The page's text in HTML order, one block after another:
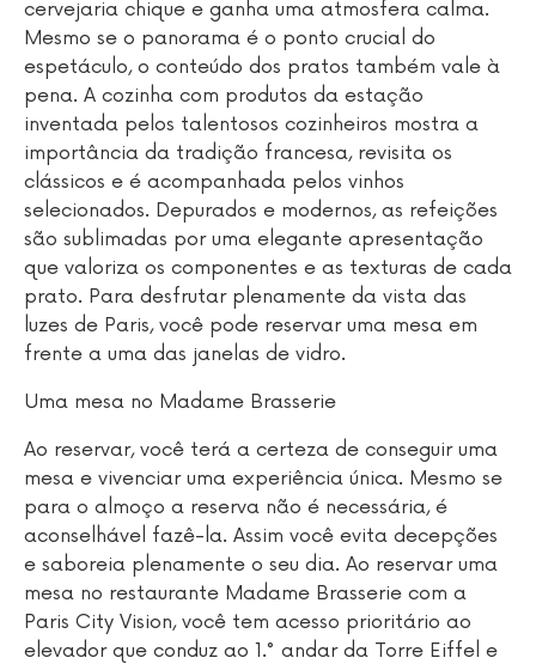
cervejaria chique e ganha uma atmosfera calma.
Mesmo se o panorama é o ponto crucial do
espetáculo, o conteúdo dos pratos também vale à
pena. A cozinha com produtos da estação
inventada pelos talentosos cozinheiros mostra a
importância da tradição francesa, revisita os
clássicos e é acompanhada pelos vinhos
selecionados. Depurados e modernos, as refeições
são sublimadas por uma elegante apresentação
que valoriza os componentes e as texturas de cada
prato. Para desfrutar plenamente da vista das
luzes de Paris, você pode reservar uma mesa em
frente a uma das janelas de vidro.
Uma mesa no Madame Brasserie
Ao reservar, você terá a certeza de conseguir uma
mesa e vivenciar uma experiência única. Mesmo se
para o almoço a reserva não é necessária, é
aconselhável fazê-la. Assim você evita decepções
e saboreia plenamente o seu dia. Ao reservar uma
mesa no restaurante Madame Brasserie com a
Paris City Vision, você tem acesso prioritário ao
elevador que conduz ao 1.° andar da Torre Eiffel e